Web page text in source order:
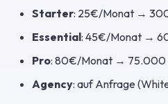
Starter: 25€/Monat →
Essential: 45€/Monat →
Pro: 80€/Monat → 75.000
Agency: auf Anfrage